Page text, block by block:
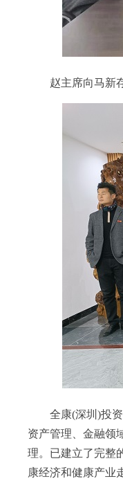
赵主席向马新存
全康(深圳)投资
资产管理、金融领
理。已建立了完整
康经济和健康产业